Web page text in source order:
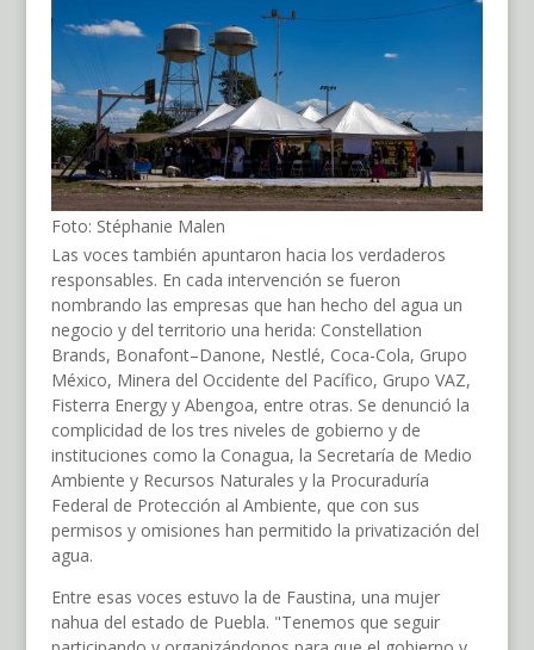
Foto: Stéphanie Malen
Las voces también apuntaron hacia los verdaderos
responsables. En cada intervención se fueron
nombrando las empresas que han hecho del agua un
negocio y del territorio una herida: Constellation
Brands, Bonafont–Danone, Nestlé, Coca-Cola, Grupo
México, Minera del Occidente del Pacífico, Grupo VAZ,
Fisterra Energy y Abengoa, entre otras. Se denunció la
complicidad de los tres niveles de gobierno y de
instituciones como la Conagua, la Secretaría de Medio
Ambiente y Recursos Naturales y la Procuraduría
Federal de Protección al Ambiente, que con sus
permisos y omisiones han permitido la privatización del
agua.
Entre esas voces estuvo la de Faustina, una mujer
nahua del estado de Puebla. "Tenemos que seguir